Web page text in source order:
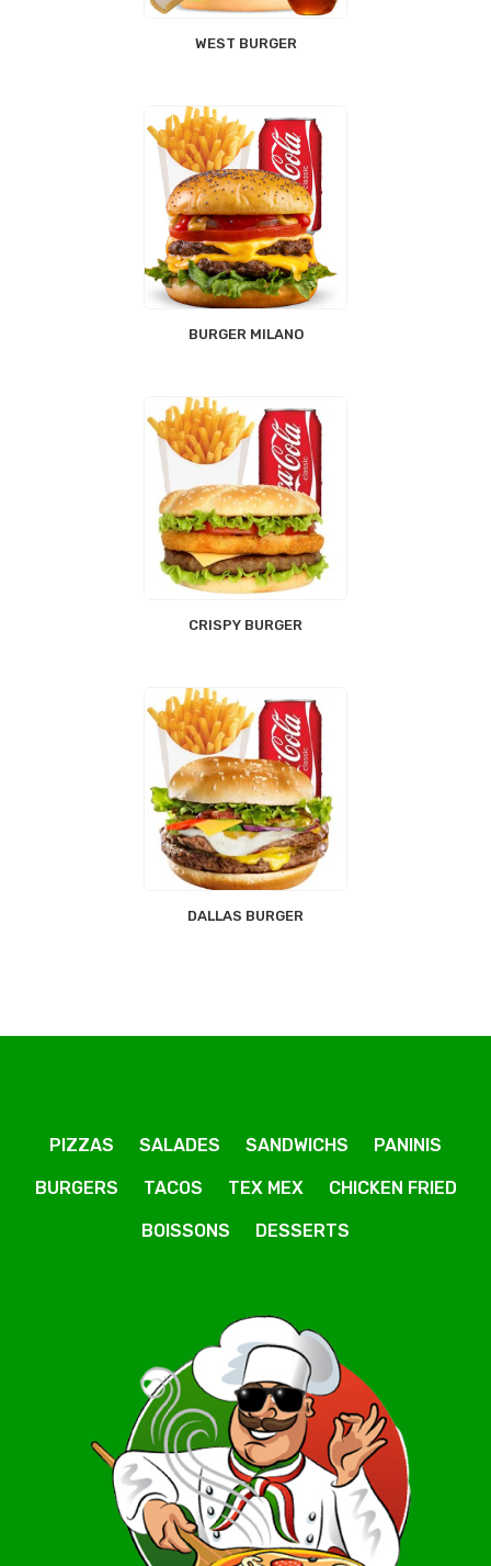
WEST BURGER
BURGER MILANO
CRISPY BURGER
DALLAS BURGER
PIZZAS SALADES SANDWICHS PANINIS
BURGERS TACOS TEX MEX CHICKEN FRIED
BOISSONS DESSERTS